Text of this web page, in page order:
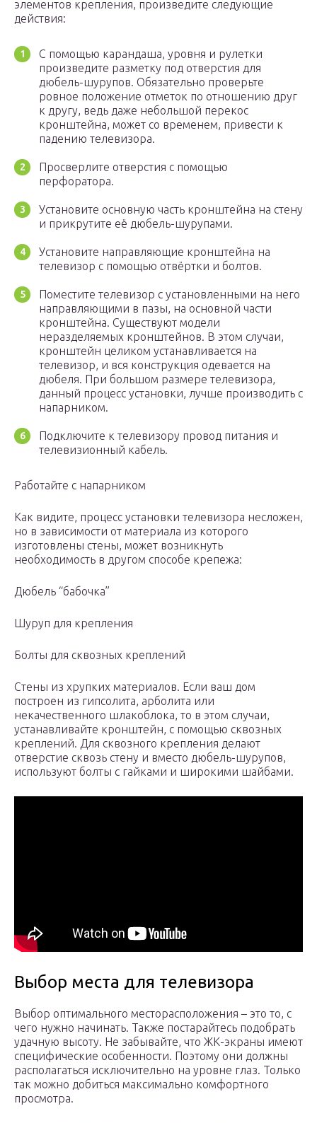
элементов крепления, произведите следующие
действия:
С помощью карандаша, уровня и рулетки
произведите разметку под отверстия для
дюбель-шурупов. Обязательно проверьте
ровное положение отметок по отношению друг
к другу, ведь даже небольшой перекос
кронштейна, может со временем, привести к
падению телевизора.
Просверлите отверстия с помощью
перфоратора.
Установите основную часть кронштейна на стену
и прикрутите её дюбель-шурупами.
Установите направляющие кронштейна на
телевизор с помощью отвёртки и болтов.
Поместите телевизор с установленными на него
направляющими в пазы, на основной части
кронштейна. Существуют модели
неразделяемых кронштейнов. В этом случаи,
кронштейн целиком устанавливается на
телевизор, и вся конструкция одевается на
дюбеля. При большом размере телевизора,
данный процесс установки, лучше производить с
напарником.
Подключите к телевизору провод питания и
телевизионный кабель.
Работайте с напарником
Как видите, процесс установки телевизора несложен,
но в зависимости от материала из которого
изготовлены стены, может возникнуть
необходимость в другом способе крепежа:
Дюбель “бабочка”
Шуруп для крепления
Болты для сквозных креплений
Стены из хрупких материалов. Если ваш дом
построен из гипсолита, арболита или
некачественного шлакоблока, то в этом случаи,
устанавливайте кронштейн, с помощью сквозных
креплений. Для сквозного крепления делают
отверстие сквозь стену и вместо дюбель-шурупов,
используют болты с гайками и широкими шайбами.
Выбор места для телевизора
Выбор оптимального месторасположения – это то, с
чего нужно начинать. Также постарайтесь подобрать
удачную высоту. Не забывайте, что ЖК-экраны имеют
специфические особенности. Поэтому они должны
располагаться исключительно на уровне глаз. Только
так можно добиться максимально комфортного
просмотра.